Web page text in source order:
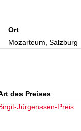
Ort
Mozarteum, Salzburg
des Preises
Jürgenssen-Preis